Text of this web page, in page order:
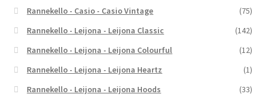
Rannekello - Casio - Casio Vintage
(75)
Rannekello - Leijona - Leijona Classic
(142)
Rannekello - Leijona - Leijona Colourful
(12)
Rannekello - Leijona - Leijona Heartz
(1)
Rannekello - Leijona - Leijona Hoods
(33)